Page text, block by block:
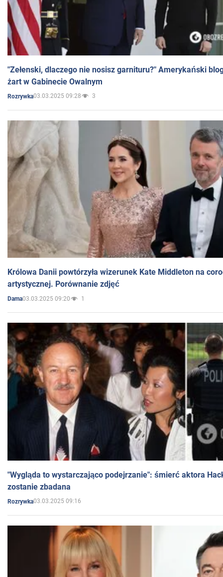
"Zełenski, dlaczego nie nosisz garnituru?" Amerykański
żart w Gabinecie Owalnym
Rozrywka03.03.2025 09:28 3
Królowa Danii powtórzyła wizerunek Kate Middleton na
artystycznej. Porównanie zdjęć
Dama03.03.2025 09:20 1
"Wygląda to wystarczająco podejrzanie": śmierć aktora
zostanie zbadana
Rozrywka03.03.2025 09:16